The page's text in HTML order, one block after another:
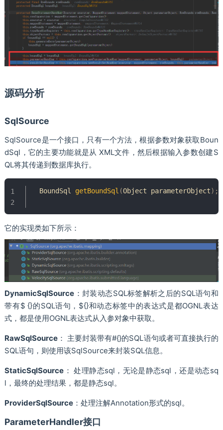
源码分析
SqlSource
SqlSource是一个接口，只有一个方法，根据参数对象获取Boun
dSql，它的主要功能就是从 XML文件，然后根据输入参数创建S
QL将其传递到数据库执行。
BoundSql getBoundSql (Object parameterObject) ;
它的实现类如下所示：
DynamicSqlSource ：封装动态SQL标签解析之后的SQL语句和
带有$ {}的SQL语句，${}和动态标签中的表达式是都OGNL表达
式，都是使用OGNL表达式从入参对象中获取。
RawSqlSource ： 主要封装带有#{}的SQL语句或者可直接执行的
SQL语句，则使用该SqlSource来封装SQL信息。
StaticSqlSource ： 处理静态sql，无论是静态sql，还是动态sq
l，最终的处理结果，都是静态sql。
ProviderSqlSource ：处理注解Annotation形式的sql。
ParameterHandler接口